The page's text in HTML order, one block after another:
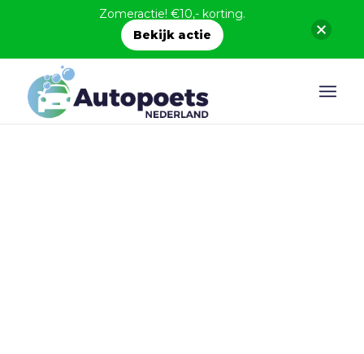
Zomeractie! €10,- korting.
Bekijk actie